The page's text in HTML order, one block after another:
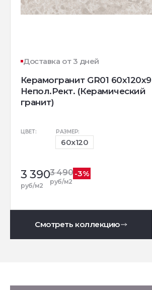
Доставка от 3 дней
Керамогранит GR01 60x120x9
Непол.Рект. (Керамический
гранит)
ЦВЕТ: РАЗМЕР:
60x120
3 390
руб/м2
3 490
руб/м2
-3%
Смотреть коллекцию